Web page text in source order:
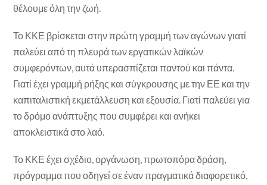
θέλουμε όλη την ζωή.
Το ΚΚΕ βρίσκεται στην πρώτη γραμμή των αγώνων γιατί
παλεύει από τη πλευρά των εργατικών λαϊκών
συμφερόντων, αυτά υπερασπίζεται παντού και πάντα.
Γιατί έχει γραμμή ρήξης και σύγκρουσης με την ΕΕ και την
καπιταλιστική εκμετάλλευση και εξουσία. Γιατί παλεύει για
το δρόμο ανάπτυξης που συμφέρει και ανήκει
αποκλειστικά στο λαό.
Το ΚΚΕ έχει σχέδιο, οργάνωση, πρωτοπόρα δράση,
πρόγραμμα που οδηγεί σε έναν πραγματικά διαφορετικό,